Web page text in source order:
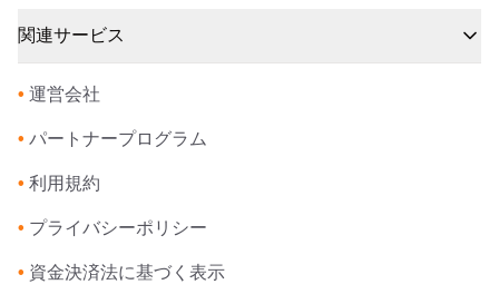
関連サービス
• 運営会社
• パートナープログラム
• 利用規約
• プライバシーポリシー
• 資金決済法に基づく表示